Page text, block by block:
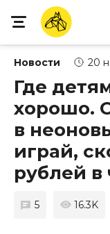
Новости 20
Где
хорошо.
в
играй,
рублей в
5 16.3K